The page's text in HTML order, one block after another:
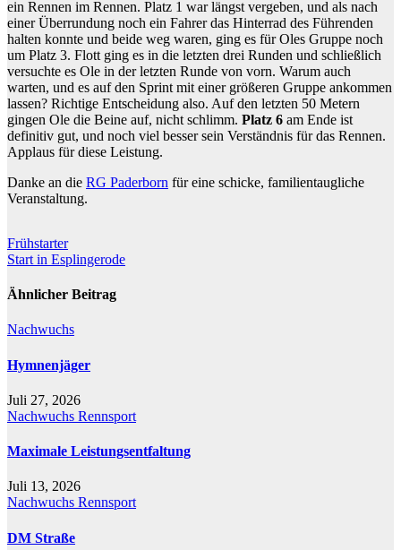
ein Rennen im Rennen. Platz 1 war längst vergeben, und als nach
einer Überrundung noch ein Fahrer das Hinterrad des Führenden
halten konnte und beide weg waren, ging es für Oles Gruppe noch
um Platz 3. Flott ging es in die letzten drei Runden und schließlich
versuchte es Ole in der letzten Runde von vorn. Warum auch
warten, und es auf den Sprint mit einer größeren Gruppe ankommen
lassen? Richtige Entscheidung also. Auf den letzten 50 Metern
gingen Ole die Beine auf, nicht schlimm. Platz 6 am Ende ist
definitiv gut, und noch viel besser sein Verständnis für das Rennen.
Applaus für diese Leistung.
Danke an die RG Paderborn für eine schicke, familientaugliche
Veranstaltung.
Beitragsnavigation
Frühstarter
Start in Esplingerode
Ähnlicher Beitrag
Nachwuchs
Hymnenjäger
Juli 27, 2026
Nachwuchs Rennsport
Maximale Leistungsentfaltung
Juli 13, 2026
Nachwuchs Rennsport
DM Straße